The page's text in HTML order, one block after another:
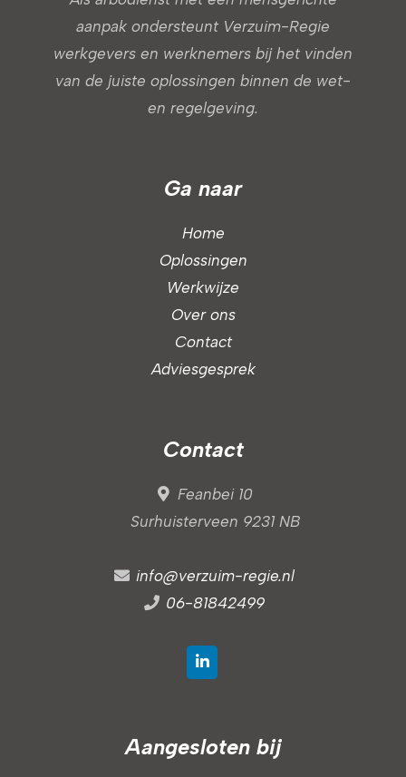
aanpak ondersteunt Verzuim-Regie
werkgevers en werknemers bij het vinden
van de juiste oplossingen binnen de wet-
en regelgeving.
Ga naar
Home
Oplossingen
Werkwijze
Over ons
Contact
Adviesgesprek
Contact
Feanbei 10
Surhuisterveen 9231 NB
info@verzuim-regie.nl
06-81842499
Aangesloten bij